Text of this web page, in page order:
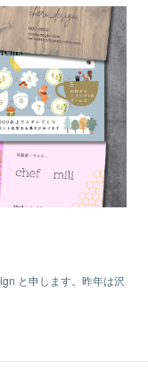
と申します。昨年は沢